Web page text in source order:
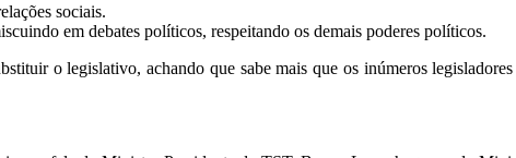
sociais.
em debates políticos, respeitando os demais poderes políticos.
o legislativo, achando que sabe mais que os inúmeros